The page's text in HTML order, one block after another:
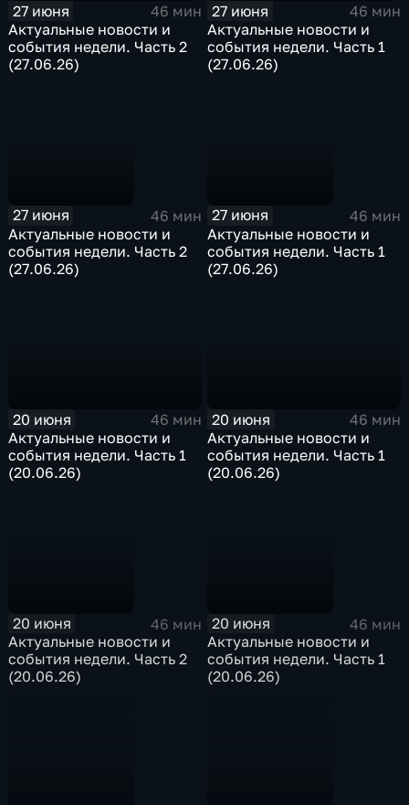
27 июня
46 мин
Актуальные новости и
события недели. Часть 2
(27.06.26)
27 июня
46 мин
Актуальные новости и
события недели. Часть 1
(27.06.26)
27 июня
46 мин
Актуальные новости и
события недели. Часть 2
(27.06.26)
27 июня
46 мин
Актуальные новости и
события недели. Часть 1
(27.06.26)
20 июня
46 мин
Актуальные новости и
события недели. Часть 1
(20.06.26)
20 июня
46 мин
Актуальные новости и
события недели. Часть 1
(20.06.26)
20 июня
46 мин
Актуальные новости и
события недели. Часть 2
(20.06.26)
20 июня
46 мин
Актуальные новости и
события недели. Часть 1
(20.06.26)